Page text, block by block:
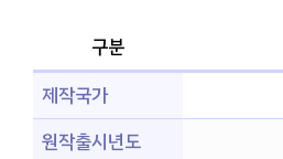
구분
제작국가
원작출시년도